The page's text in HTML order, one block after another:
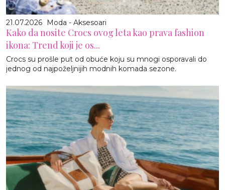
21.07.2026 Moda - Aksesoari
Kako da nosite Crocs ovog leta kao prava fashion
ikona: Trend koji je os...
Crocs su prošle put od obuće koju su mnogi osporavali do
jednog od najpoželjnijih modnih komada sezone.